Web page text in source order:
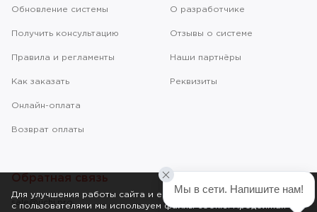
Обновление системы
Получить консультацию
Правила и регламенты
Как заказать
Онлайн-оплата
Возврат оплаты
О разработчике
Отзывы о системе
Наши партнёры
Реквизиты
Обратная связь
© 2011-2026 ООО «Учи.Про»
Для улучшения работы сайта и его взаимодействия
с пользователями мы используем файлы cookie. Продолжая
Мы в сети. Напишите нам!